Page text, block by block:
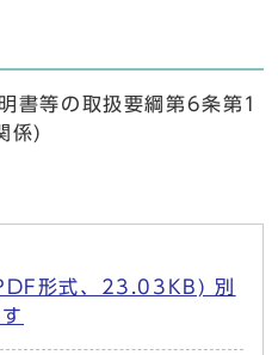
書等の取扱要綱第6条第1
係)
形式、23.03KB) 別